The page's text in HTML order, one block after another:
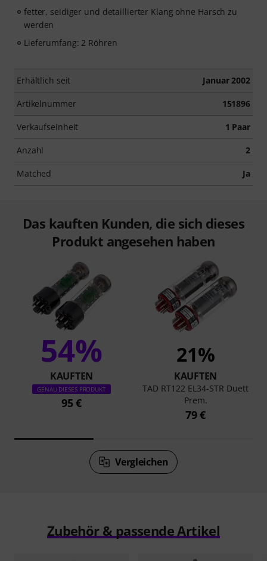
fetter, seidiger und detaillierter Klang ohne Harsch zu
werden
Lieferumfang: 2 Röhren
Erhältlich seit Januar 2002
Artikelnummer 151896
Verkaufseinheit 1 Paar
Anzahl 2
Matched Ja
Das kauften Kunden, die sich dieses
Produkt angesehen haben
54%
KAUFTEN
GENAU DIESES PRODUKT
95 €
21%
KAUFTEN
TAD RT122 EL34-STR Duett
Prem.
79 €
Vergleichen
Zubehör & passende Artikel